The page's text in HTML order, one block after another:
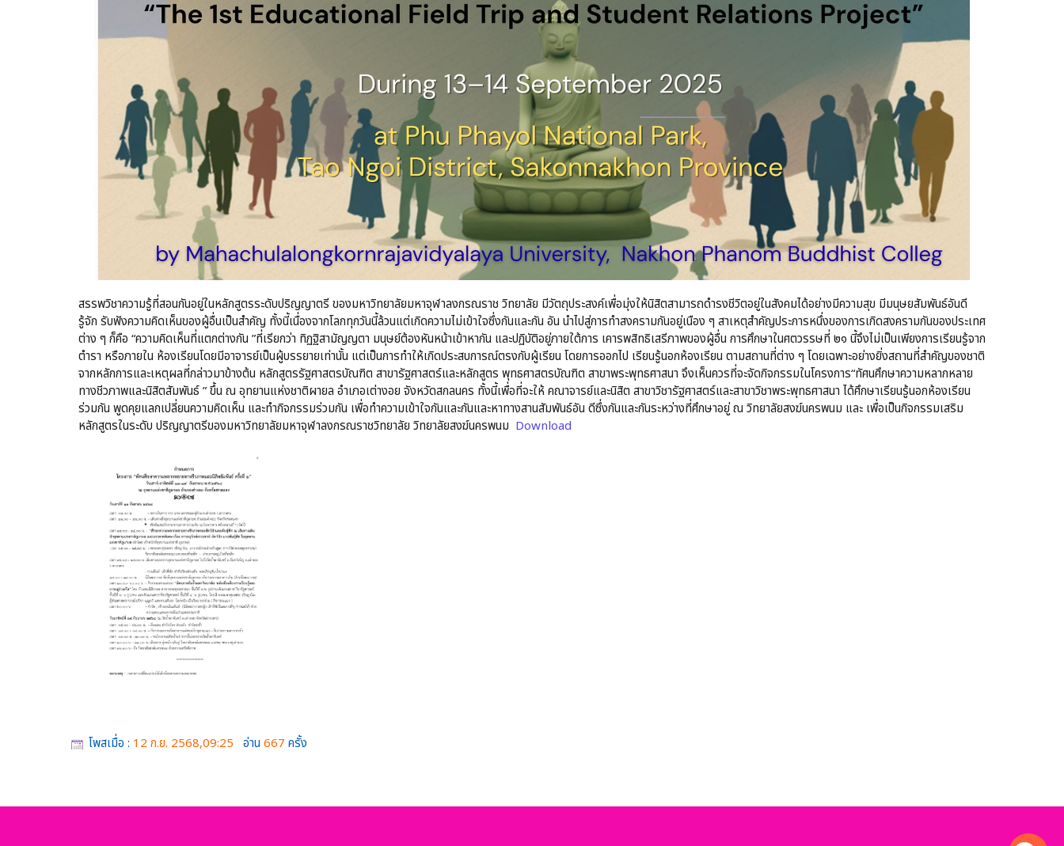
สรรพวิชาความรู้ที่สอนกันอยู่ในหลักสูตรระดับปริญญาตรี ของมหาวิทยาลัยมหาจุฬาลงกรณราช วิทยาลัย มีวัตถุประสงค์เพื่อมุ่งให้นิสิตสามารถดำรงชีวิตอยู่ในสังคมได้อย่างมีความสุข มีมนุษยสัมพันธ์อันดี
รู้จัก รับฟังความคิดเห็นของผู้อื่นเป็นสำคัญ ทั้งนี้เนื่องจากโลกทุกวันนี้ล้วนแต่เกิดความไม่เข้าใจซึ่งกันและกัน อัน นำไปสู่การทำสงครามกันอยู่เนือง ๆ สาเหตุสำคัญประการหนึ่งของการเกิดสงครามกันของประเทศ
ต่าง ๆ ก็คือ “ความคิดเห็นที่แตกต่างกัน ”ที่เรียกว่า ทิฏฐิสามัญญตา มนุษย์ต้องหันหน้าเข้าหากัน และปฏิบัติอยู่ภายใต้การ เคารพสิทธิเสรีภาพของผู้อื่น การศึกษาในศตวรรษที่ ๒๑ นี้จึงไม่เป็นเพียงการเรียนรู้จาก
ตำรา หรือภายใน ห้องเรียนโดยมีอาจารย์เป็นผู้บรรยายเท่านั้น แต่เป็นการทำให้เกิดประสบการณ์ตรงกับผู้เรียน โดยการออกไป เรียนรู้นอกห้องเรียน ตามสถานที่ต่าง ๆ โดยเฉพาะอย่างยิ่งสถานที่สำคัญของชาติ
จากหลักการและเหตุผลที่กล่าวมาข้างต้น หลักสูตรรัฐศาสตรบัณฑิต สาขารัฐศาสตร์และหลักสูตร พุทธศาสตรบัณฑิต สาขาพระพุทธศาสนา จึงเห็นควรที่จะจัดกิจกรรมในโครงการ“ทัศนศึกษาความหลากหลาย
ทางชีวภาพและนิสิตสัมพันธ์ ” ขึ้น ณ อุทยานแห่งชาติผายล อำเภอเต่างอย จังหวัดสกลนคร ทั้งนี้เพื่อที่จะให้ คณาจารย์และนิสิต สาขาวิชารัฐศาสตร์และสาขาวิชาพระพุทธศาสนา ได้ศึกษาเรียนรู้นอกห้องเรียน
ร่วมกัน พูดคุยแลกเปลี่ยนความคิดเห็น และทำกิจกรรมร่วมกัน เพื่อทำความเข้าใจกันและกันและหาทางสานสัมพันธ์อัน ดีซึ่งกันและกันระหว่างที่ศึกษาอยู่ ณ วิทยาลัยสงฆ์นครพนม และ เพื่อเป็นกิจกรรมเสริม
หลักสูตรในระดับ ปริญญาตรีของมหาวิทยาลัยมหาจุฬาลงกรณราชวิทยาลัย วิทยาลัยสงฆ์นครพนม Download
โพสเมื่อ : 12 ก.ย. 2568,09:25 อ่าน 667 ครั้ง